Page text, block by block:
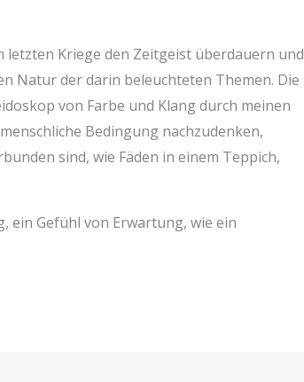
letzten Kriege den Zeitgeist überdauern und
Natur der darin beleuchteten Themen. Die
von Farbe und Klang durch meinen
Bedingung nachzudenken,
sind, wie Fäden in einem Teppich,
ein Gefühl von Erwartung, wie ein